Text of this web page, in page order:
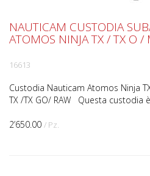
2’650.00 / Pz.
NAUTICAM CUSTODIA
ATOMOS NINJA TX / TX O /
16613
Custodia Nauticam Atomos Ninja
TX /TX GO/ RAW Questa
NINJA TX NINJA TX GO NINJA RAW